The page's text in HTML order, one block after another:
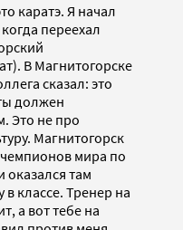
каратэ. Я начал
переехал
В Магнитогорске
сказал: это
должен
Это не про
Магнитогорск
мира по
оказался там
классе. Тренер на
а вот тебе на